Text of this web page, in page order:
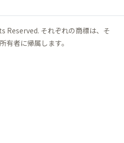
Reserved. それぞれの商標は、そ
有者に帰属します。